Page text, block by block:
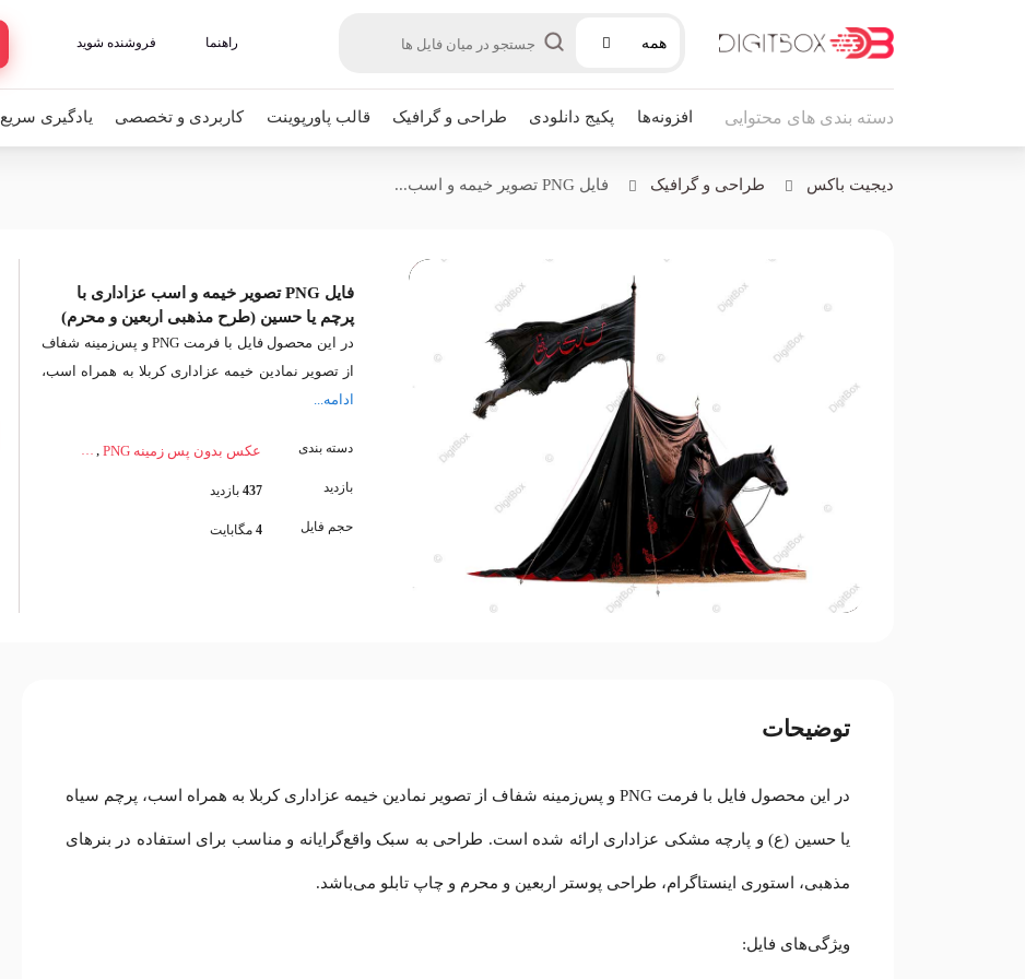
همه راهنما فروشنده شوید
دسته بندی های محتوایی افزونه‌ها پکیج دانلودی طراحی و گرافیک قالب پاورپوینت کاربردی و تخصصی یادگیری سریع
دیجیت باکس طراحی و گرافیک فایل PNG تصویر خیمه و اسب...
فایل PNG تصویر خیمه و اسب عزاداری با
پرچم یا حسین (طرح مذهبی اربعین و محرم)
در این محصول فایل با فرمت PNG و پس‌زمینه شفاف
از تصویر نمادین خیمه عزاداری کربلا به همراه اسب،
ادامه...
دسته بندی
بازدید
حجم فایل
عکس بدون پس زمینه PNG ,
437 بازدید
4 مگابایت
توضیحات
در این محصول فایل با فرمت PNG و پس‌زمینه شفاف از تصویر نمادین خیمه عزاداری کربلا به همراه اسب، پرچم سیاه
یا حسین (ع) و پارچه مشکی عزاداری ارائه شده است. طراحی به سبک واقع‌گرایانه و مناسب برای استفاده در بنرهای
مذهبی، استوری اینستاگرام، طراحی پوستر اربعین و محرم و چاپ تابلو می‌باشد.
ویژگی‌های فایل: